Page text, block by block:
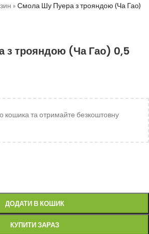
» Смола Шу Пуера з трояндою (Ча Гао)
з трояндою (Ча Гао) 0,5
кошика та отримайте безкоштовну
ДОДАТИ В КОШИК
КУПИТИ ЗАРАЗ